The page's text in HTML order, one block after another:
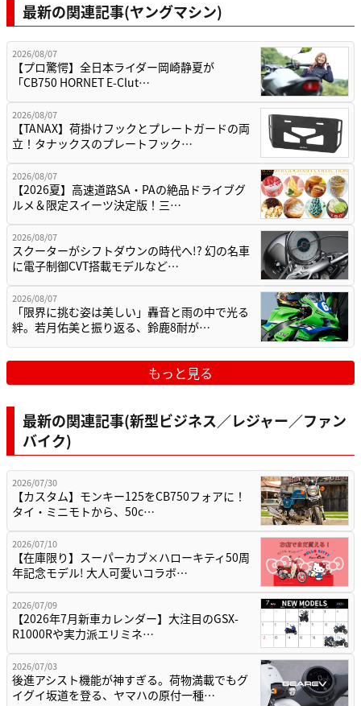
最新の関連記事(ヤングマシン)
2026/08/07
【プロ驚愕】全日本ライダー岡崎静夏が
「CB750 HORNET E-Clut…
2026/08/07
【TANAX】荷掛けフックとプレートガードの両
立！タナックスのプレートフック…
2026/08/07
【2026夏】高速道路SA・PAの絶品ドライブグ
ルメ＆限定スイーツ決定版！三…
2026/08/07
スクーターがシフトダウンの時代へ!? 幻の名車
に電子制御CVT搭載モデルなど…
2026/08/07
「限界に挑む姿は美しい」轟音と雨の中で光る
絆。若月佑美と振り返る、鈴鹿8耐が…
もっと見る
最新の関連記事(新型ビジネス／レジャー／ファン
バイク)
2026/07/30
【カスタム】モンキー125をCB750フォアに！
タイ・ミニモトから、50c…
2026/07/10
【在庫限り】スーパーカブ×ハローキティ50周
年記念モデル! 大人可愛いコラボ…
2026/07/09
【2026年7月新車カレンダー】大注目のGSX-
R1000Rや実力派エリミネ…
2026/07/03
後進アシスト機能が神すぎる。荷物満載でもグ
イグイ坂道を登る、ヤマハの原付一種…